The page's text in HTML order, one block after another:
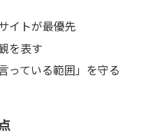
イトが最優先
を表す
っている範囲」を守る